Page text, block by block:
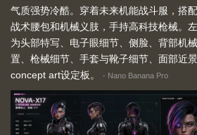
气质强势冷酷。穿着未来机能战斗服，搭
战术腰包和机械义肢，手持高科技枪械。
为头部特写、电子眼细节、侧脸、背部机
置、枪械细节、手套与靴子细节、面部近
concept art设定板。
- Nano Banana Pro